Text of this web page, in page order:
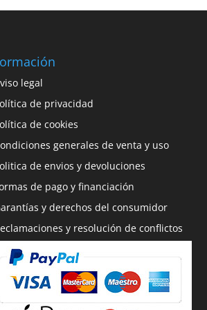
290,95€.
legal
de privacidad
de cookies
generales de venta y uso
de envios y devoluciones
de pago y financiación
y derechos del consumidor
y resolución de conflictos